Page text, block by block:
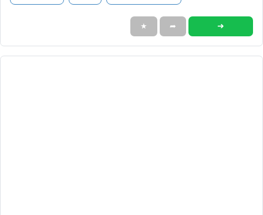
★ ➦ ➜